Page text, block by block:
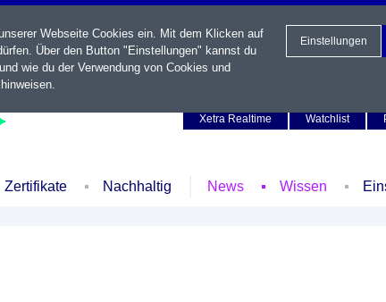
Xetra Realtime
Watchlist
Zertifikate Nachhaltig News Wissen
Webseite Cookies ein. Mit dem Klicken auf
Über den Button "Einstellungen" kannst du
wie du der Verwendung von Cookies und
.
Einstellungen